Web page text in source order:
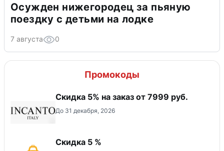
Осужден нижегородец за пьяную
поездку с детьми на лодке
7 августа 0
Промокоды
Скидка 5% на заказ от 7999 руб.
До 31 декабря, 2026
Скидка 5 %